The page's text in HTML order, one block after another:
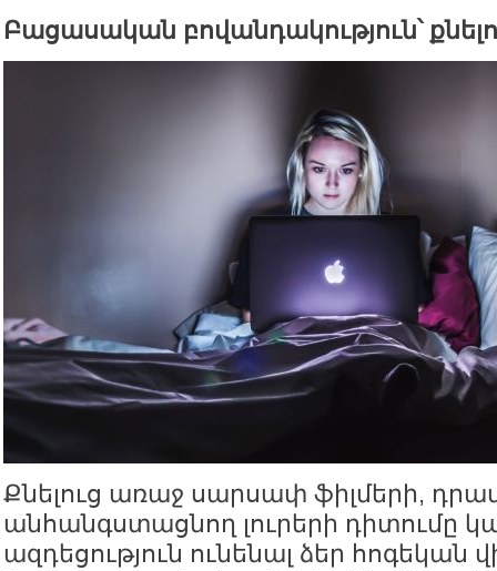
Բացասական բովանդակություն՝
Քնելուց առաջ սարսափ ֆիլմերի,
անհանգստացնող լուրերի դիտումը
ազդեցություն ունենալ ձեր հոգեկան